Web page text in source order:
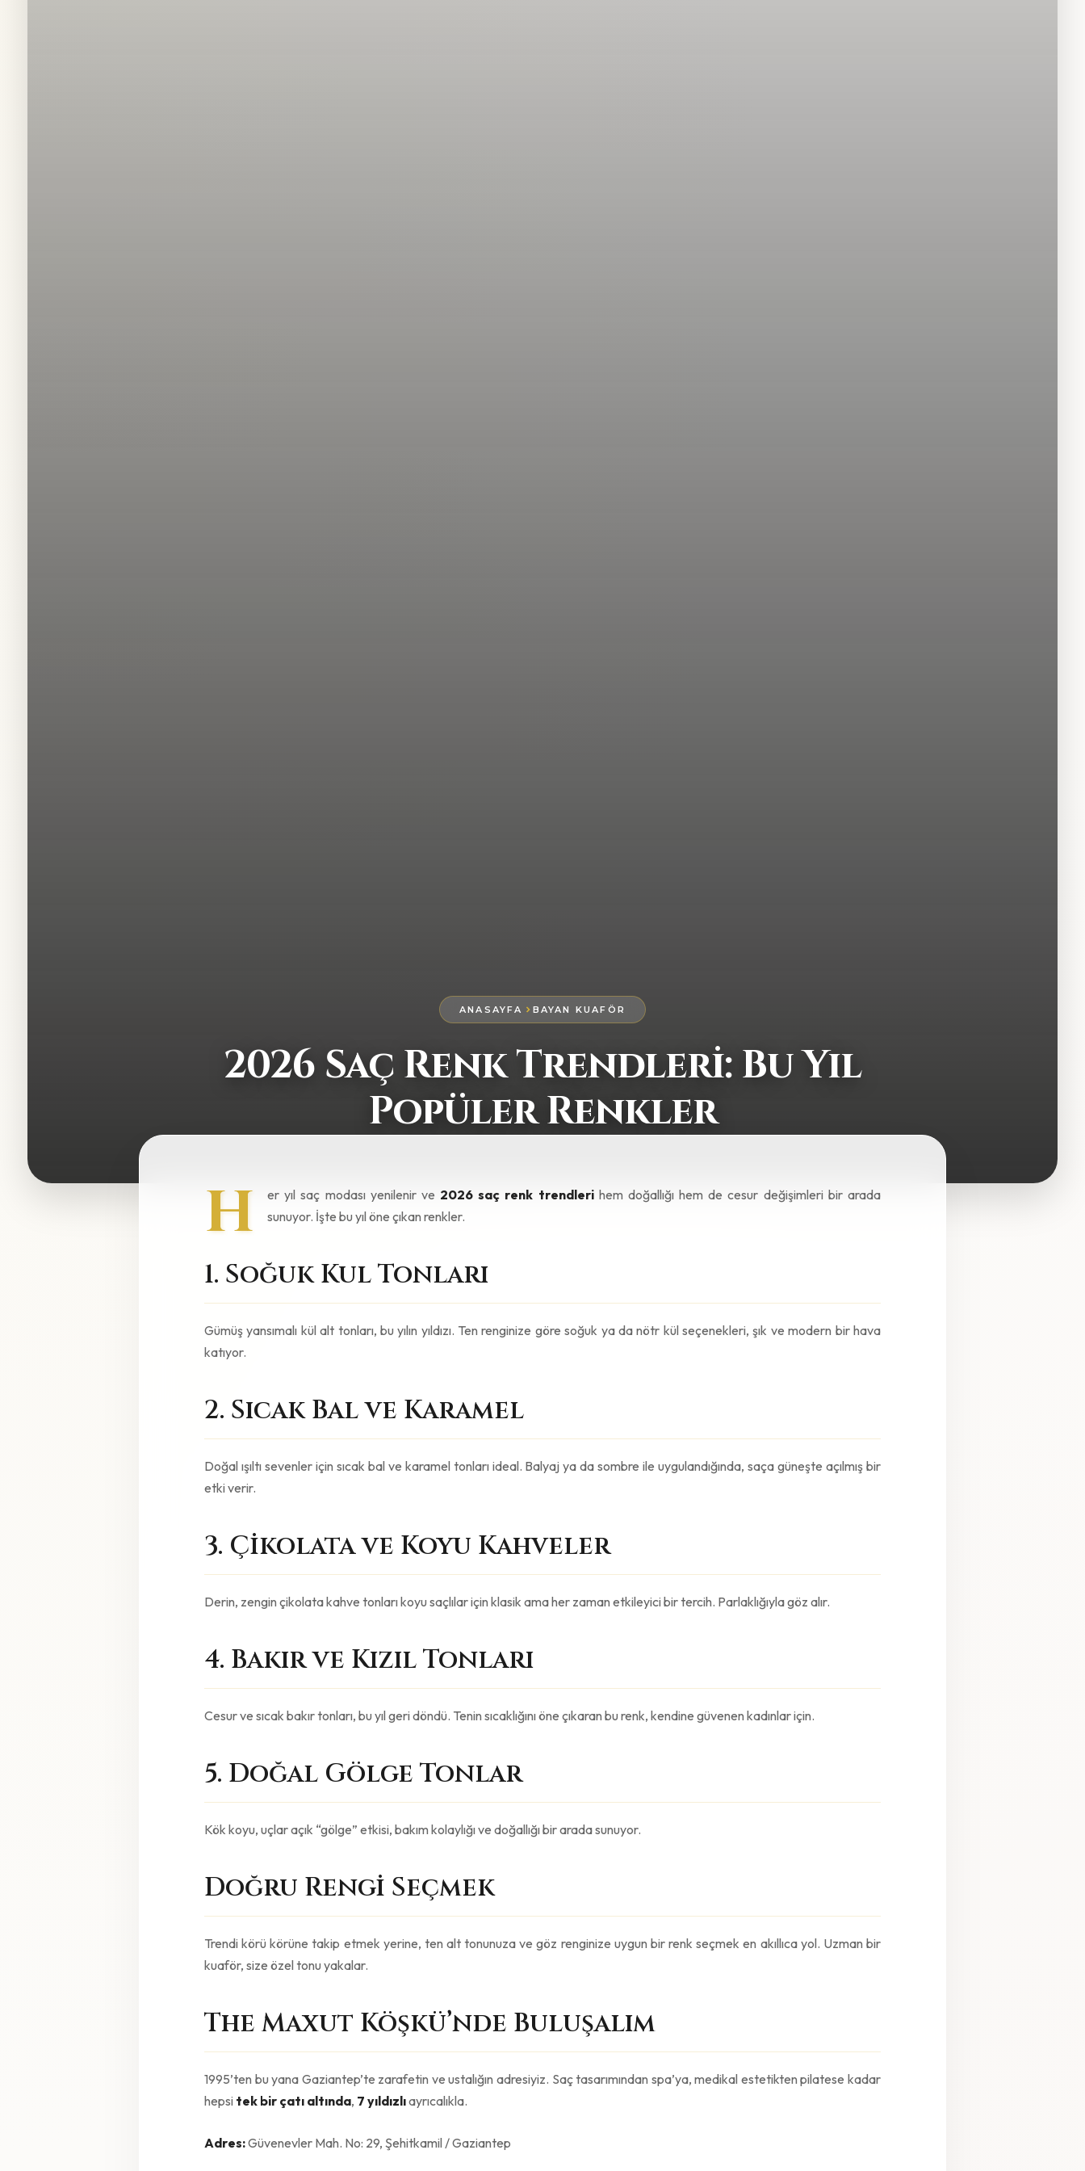
ANASAYFA BAYAN KUAFÖR
2026 Saç Renk Trendleri: Bu Yıl
Popüler Renkler
H er yıl saç modası yenilenir ve 2026 saç renk trendlerihem doğallığı hem de cesur değişimleri bir arada
sunuyor. İşte bu yıl öne çıkan renkler.
1. Soğuk Kul Tonları
Gümüş yansımalı kül alt tonları, bu yılın yıldızı. Ten renginize göre soğuk ya da nötr kül seçenekleri, şık ve modern bir hava
katıyor.
2. Sıcak Bal ve Karamel
Doğal ışıltı sevenler için sıcak bal ve karamel tonları ideal. Balyaj ya da sombre ile uygulandığında, saça güneşte açılmış bir
etki verir.
3. Çikolata ve Koyu Kahveler
Derin, zengin çikolata kahve tonları koyu saçlılar için klasik ama her zaman etkileyici bir tercih. Parlaklığıyla göz alır.
4. Bakır ve Kızıl Tonları
Cesur ve sıcak bakır tonları, bu yıl geri döndü. Tenin sıcaklığını öne çıkaran bu renk, kendine güvenen kadınlar için.
5. Doğal Gölge Tonlar
Kök koyu, uçlar açık “gölge” etkisi, bakım kolaylığı ve doğallığı bir arada sunuyor.
Doğru Rengi Seçmek
Trendi körü körüne takip etmek yerine, ten alt tonunuza ve göz renginize uygun bir renk seçmek en akıllıca yol. Uzman bir
kuaför, size özel tonu yakalar.
The Maxut Köşkü’nde Buluşalım
1995’ten bu yana Gaziantep’te zarafetin ve ustalığın adresiyiz. Saç tasarımından spa’ya, medikal estetikten pilatese kadar
hepsi tek bir çatı altında, 7 yıldızlıayrıcalıkla.
Adres:Güvenevler Mah. No: 29, Şehitkamil / Gaziantep